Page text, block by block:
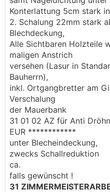
Konterlattung 5cm stark
2. Schalung 22mm stark
Blechdeckung,
Alle Sichtbaren Holzteile
maligen Anstrich
versehen (Lasur in
Bauherrn),
inkl. Ortgangbretter am
Verschalung
der Mauerbank
31 01 02 AZ für Anti
EUR ************
unter Blecheindeckung,
zwecks Schallreduktion
ca.
falls gewünscht !
31